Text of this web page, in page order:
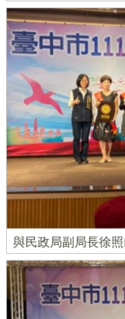
與民政局副局長徐